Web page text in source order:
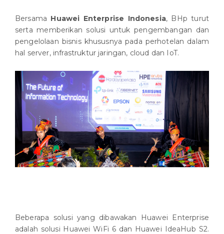
Bersama Huawei Enterprise Indonesia, BHp turut
serta memberikan solusi untuk pengembangan dan
pengelolaan bisnis khususnya pada perhotelan dalam
hal server, infrastruktur jaringan, cloud dan IoT.
Beberapa solusi yang dibawakan Huawei Enterprise
adalah solusi Huawei WiFi 6 dan Huawei IdeaHub S2.